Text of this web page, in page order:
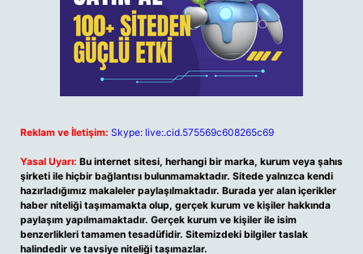
Reklam ve İletişim: Skype: live:.cid.575569c608265c69
Yasal Uyarı: Bu internet sitesi, herhangi bir marka, kurum veya şahıs
şirketi ile hiçbir bağlantısı bulunmamaktadır. Sitede yalnızca kendi
hazırladığımız makaleler paylaşılmaktadır. Burada yer alan içerikler
haber niteliği taşımamakta olup, gerçek kurum ve kişiler hakkında
paylaşım yapılmamaktadır. Gerçek kurum ve kişiler ile isim
benzerlikleri tamamen tesadüfidir. Sitemizdeki bilgiler taslak
halindedir ve tavsiye niteliği taşımazlar.